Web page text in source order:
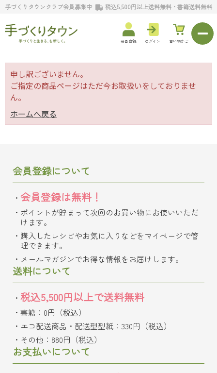
手づくりタウンクラブ会員募集中 税込5,500円以上送料無料・書籍送料無料
会員登録 ログイン 買い物かご
申し訳ございません。
ご指定の商品ページはただ今お取扱いをしておりませ
ん。
ホームへ戻る
会員登録について
会員登録は無料！
ポイントが貯まって次回のお買い物にお使いいただ
けます。
購入したレシピやお気に入りなどをマイページで管
理できます。
メールマガジンでお得な情報をお届けします。
送料について
税込5,500円以上で送料無料
書籍：0円（税込）
エコ配送商品・配送型型紙：330円（税込）
その他：880円（税込）
お支払いについて